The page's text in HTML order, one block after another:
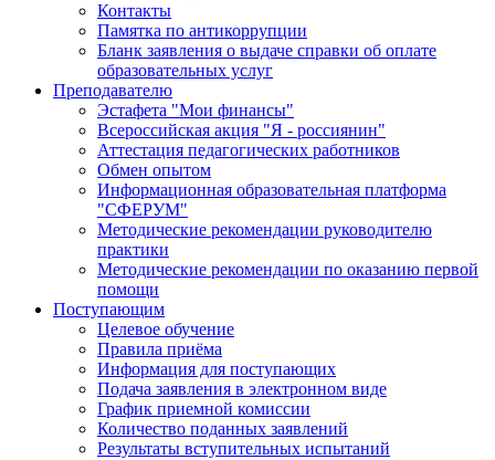
Контакты
Памятка по антикоррупции
Бланк заявления о выдаче справки об оплате
образовательных услуг
Преподавателю
Эстафета "Мои финансы"
Всероссийская акция "Я - россиянин"
Аттестация педагогических работников
Обмен опытом
Информационная образовательная платформа
"СФЕРУМ"
Методические рекомендации руководителю
практики
Методические рекомендации по оказанию первой
помощи
Поступающим
Целевое обучение
Правила приёма
Информация для поступающих
Подача заявления в электронном виде
График приемной комиссии
Количество поданных заявлений
Результаты вступительных испытаний